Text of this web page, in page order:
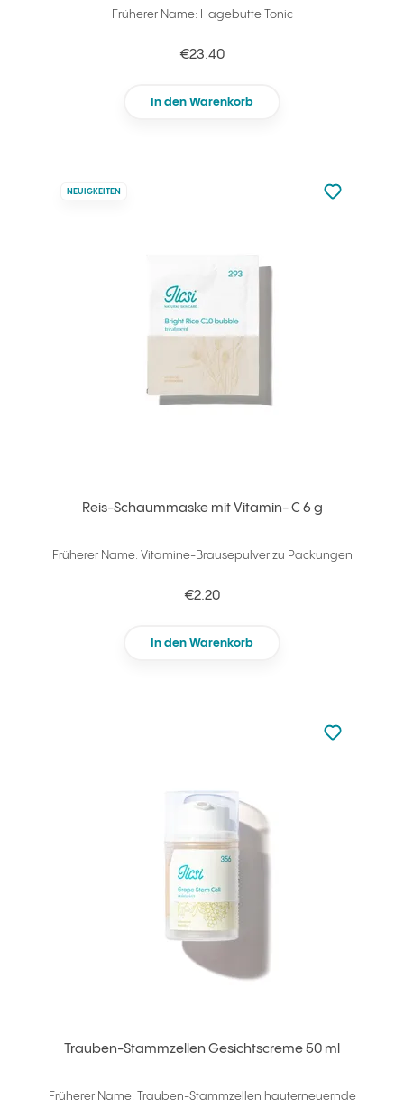
Früherer Name: Hagebutte Tonic
€23.40
In den Warenkorb
Reis-Schaummaske mit Vitamin- C 6 g
NEUIGKEITEN
Früherer Name: Vitamine-Brausepulver zu Packungen
€2.20
In den Warenkorb
zu den
zu Ihren
Trauben-Stammzellen Gesichtscreme 50 ml
Früherer Name: Trauben-Stammzellen hauterneuernde
zu den
zu Ihren